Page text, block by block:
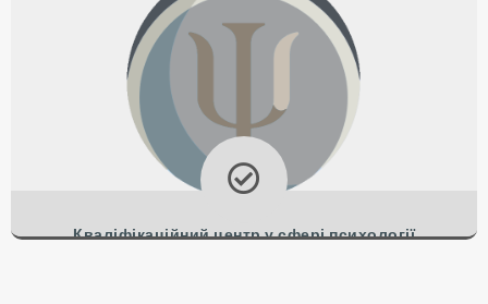
Кваліфікаційний центр у сфері психології